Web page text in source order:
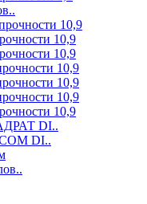
10,9
10,9
10,9
10,9
10,9
10,9
10,9
DI..
DI..